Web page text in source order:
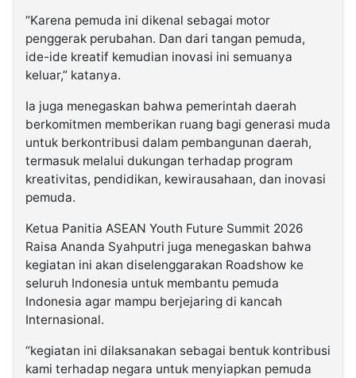
“Karena pemuda ini dikenal sebagai motor
penggerak perubahan. Dan dari tangan pemuda,
ide-ide kreatif kemudian inovasi ini semuanya
keluar,” katanya.
Ia juga menegaskan bahwa pemerintah daerah
berkomitmen memberikan ruang bagi generasi muda
untuk berkontribusi dalam pembangunan daerah,
termasuk melalui dukungan terhadap program
kreativitas, pendidikan, kewirausahaan, dan inovasi
pemuda.
Ketua Panitia ASEAN Youth Future Summit 2026
Raisa Ananda Syahputri juga menegaskan bahwa
kegiatan ini akan diselenggarakan Roadshow ke
seluruh Indonesia untuk membantu pemuda
Indonesia agar mampu berjejaring di kancah
Internasional.
“kegiatan ini dilaksanakan sebagai bentuk kontribusi
kami terhadap negara untuk menyiapkan pemuda